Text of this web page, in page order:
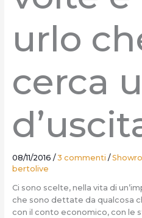
urlo
cerca
08/11/2016 /3 commenti /
bertolive
Ci sono scelte, nella vita di
che sono dettate da qualcosa
con il conto economico, con le